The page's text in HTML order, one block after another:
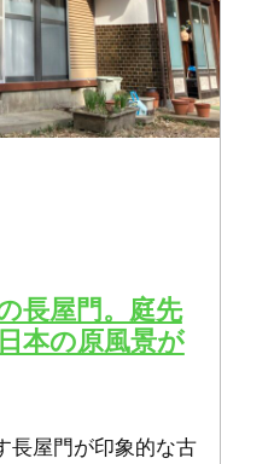
長屋門。庭先
本の原風景が
屋門が印象的な古